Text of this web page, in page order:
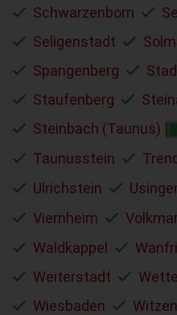
Schwarzenborn
Seligenstadt
Spangenberg
Staufenberg
Steinbach (Taunus)
Taunusstein
Ulrichstein
Viernheim
Waldkappel
Weiterstadt
Wiesbaden